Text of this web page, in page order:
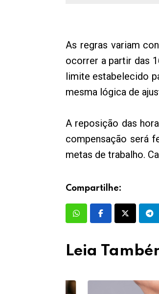
As regras variam
ocorrer a partir das
limite estabelecido
mesma lógica de
A reposição das
compensação será
metas de trabalho.
Compartilhe:
Leia